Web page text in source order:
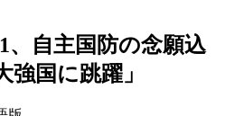
、自主国防の念願込
国に跳躍」